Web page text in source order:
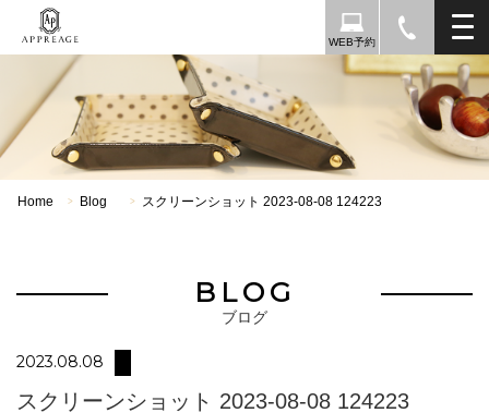
WEB予約
Home > Blog > スクリーンショット 2023-08-08 124223
BLOG
ブログ
2023.08.08
スクリーンショット 2023-08-08 124223